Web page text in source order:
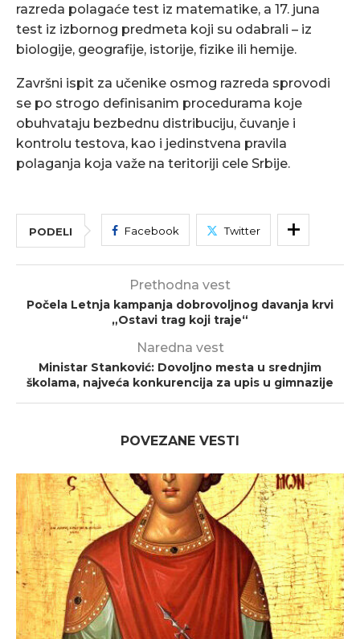
razreda polagaće test iz matematike, a 17. juna
test iz izbornog predmeta koji su odabrali – iz
biologije, geografije, istorije, fizike ili hemije.
Završni ispit za učenike osmog razreda sprovodi
se po strogo definisanim procedurama koje
obuhvataju bezbednu distribuciju, čuvanje i
kontrolu testova, kao i jedinstvena pravila
polaganja koja važe na teritoriji cele Srbije.
PODELI Facebook Twitter
Prethodna vest
Počela Letnja kampanja dobrovoljnog davanja krvi
„Ostavi trag koji traje“
Naredna vest
Ministar Stanković: Dovoljno mesta u srednjim
školama, najveća konkurencija za upis u gimnazije
POVEZANE VESTI